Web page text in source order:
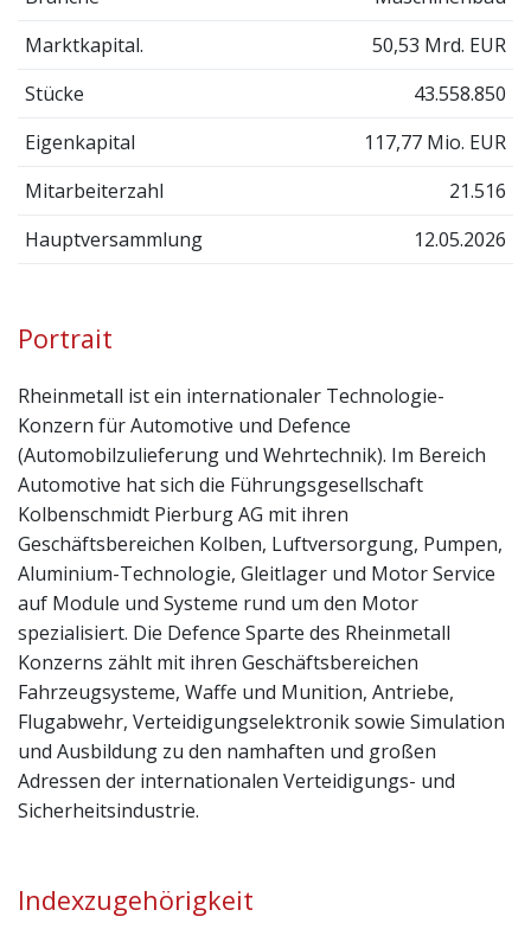
Marktkapital.
50,53 Mrd. EUR
Stücke
43.558.850
Eigenkapital
117,77 Mio. EUR
Mitarbeiterzahl
21.516
Hauptversammlung
12.05.2026
Portrait
Rheinmetall ist ein internationaler Technologie-
Konzern für Automotive und Defence
(Automobilzulieferung und Wehrtechnik). Im Bereich
Automotive hat sich die Führungsgesellschaft
Kolbenschmidt Pierburg AG mit ihren
Geschäftsbereichen Kolben, Luftversorgung, Pumpen,
Aluminium-Technologie, Gleitlager und Motor Service
auf Module und Systeme rund um den Motor
spezialisiert. Die Defence Sparte des Rheinmetall
Konzerns zählt mit ihren Geschäftsbereichen
Fahrzeugsysteme, Waffe und Munition, Antriebe,
Flugabwehr, Verteidigungselektronik sowie Simulation
und Ausbildung zu den namhaften und großen
Adressen der internationalen Verteidigungs- und
Sicherheitsindustrie.
Indexzugehörigkeit